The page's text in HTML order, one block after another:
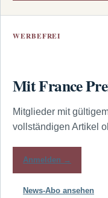
WERBEFREI
Mit France
Mitglieder mit
vollständigen Artikel
Anmelden →
News-Abo ansehen